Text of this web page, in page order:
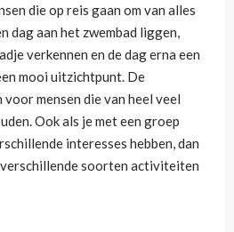
die op reis gaan om van alles
dag aan het zwembad liggen,
verkennen en de dag erna een
mooi uitzichtpunt. De
mensen die van heel veel
Ook als je met een groep
interesses hebben, dan
soorten activiteiten